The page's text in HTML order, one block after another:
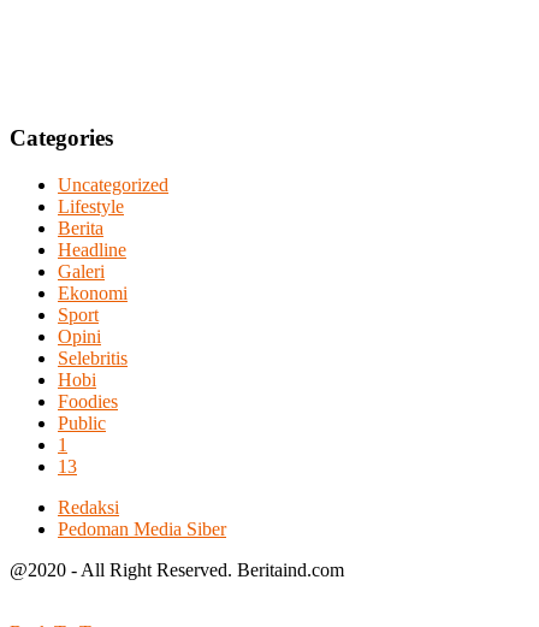
Categories
Uncategorized
Lifestyle
Berita
Headline
Galeri
Ekonomi
Sport
Opini
Selebritis
Hobi
Foodies
Public
1
13
Redaksi
Pedoman Media Siber
@2020 - All Right Reserved. Beritaind.com